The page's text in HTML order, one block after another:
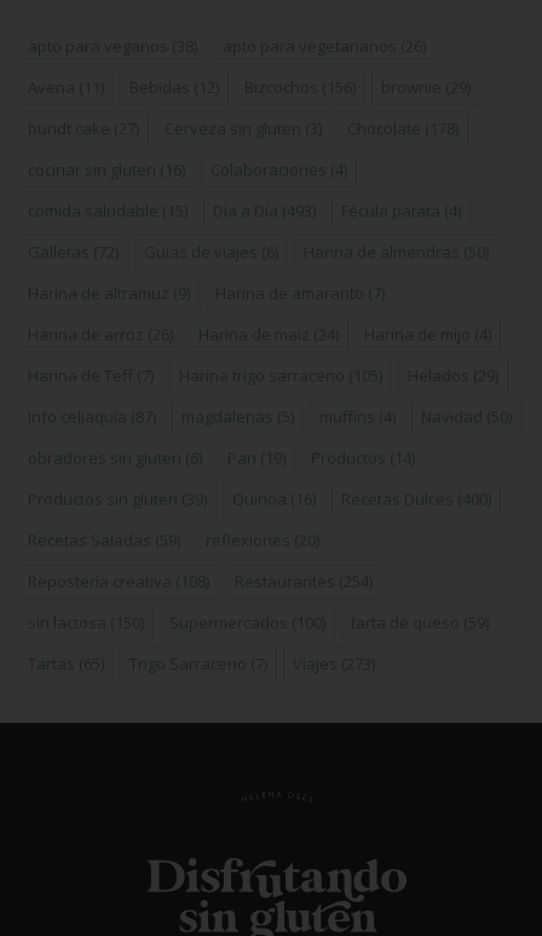
apto para veganos (38) apto para vegetarianos (26)
Avena (11) Bebidas (12) Bizcochos (156) brownie (29)
bundt cake (27) Cerveza sin gluten (3) Chocolate (178)
cocinar sin gluten (16) Colaboraciones (4)
comida saludable (15) Día a Día (493) Fécula patata (4)
Galletas (72) Guías de viajes (6) Harina de almendras (50)
Harina de altramuz (9) Harina de amaranto (7)
Harina de arroz (26) Harina de maiz (24) Harina de mijo (4)
Harina de Teff (7) Harina trigo sarraceno (105) Helados (29)
Info celiaquía (87) magdalenas (5) muffins (4) Navidad (50)
obradores sin gluten (6) Pan (19) Productos (14)
Productos sin gluten (39) Quinoa (16) Recetas Dulces (400)
Recetas Saladas (59) reflexiones (20)
Repostería creativa (108) Restaurantes (254)
sin lactosa (150) Supermercados (100) tarta de queso (59)
Tartas (65) Trigo Sarraceno (7) Viajes (273)